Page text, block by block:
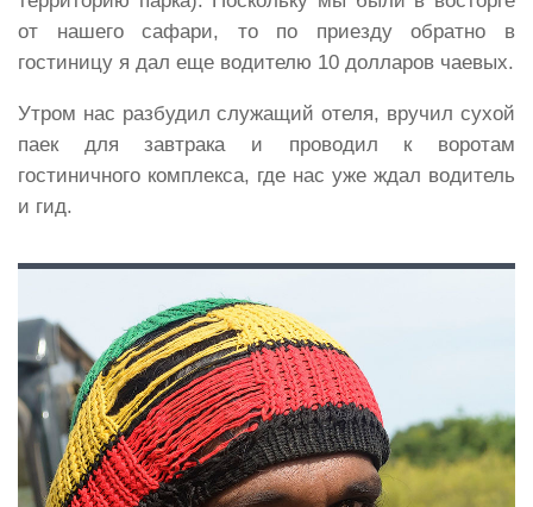
от нашего сафари, то по приезду обратно в
гостиницу я дал еще водителю 10 долларов чаевых.
Утром нас разбудил служащий отеля, вручил сухой
паек для завтрака и проводил к воротам
гостиничного комплекса, где нас уже ждал водитель
и гид.